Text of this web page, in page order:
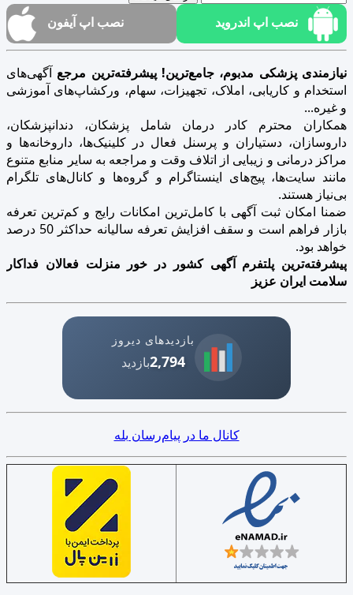
نصب اپ اندروید نصب اپ آیفون
نیازمندی پزشکی مدبوم، جامع‌ترین! پیشرفته‌ترین مرجع آگهی‌های
استخدام و کاریابی، املاک، تجهیزات، سهام، ورکشاپ‌های آموزشی
و غیره...
همکاران محترم کادر درمان شامل پزشکان، دندانپزشکان،
داروسازان، دستیاران و پرسنل فعال در کلینیک‌ها، داروخانه‌ها و
مراکز درمانی و زیبایی از اتلاف وقت و مراجعه به سایر منابع متنوع
مانند سایت‌ها، پیج‌های اینستاگرام و گروه‌ها و کانال‌های تلگرام
بی‌نیاز هستند.
ضمنا امکان ثبت آگهی با کامل‌ترین امکانات رایج و کم‌ترین تعرفه
بازار فراهم است و سقف افزایش تعرفه سالیانه حداکثر 50 درصد
خواهد بود.
پیشرفته‌ترین پلتفرم آگهی کشور در خور منزلت فعالان فداکار
سلامت ایران عزیز
بازدیدهای دیروز
2,794بازدید
کانال ما در پیام‌رسان بله